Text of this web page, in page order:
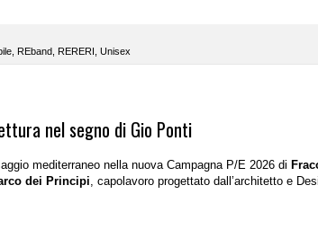
REband RERERI Unisex
nel segno di Gio Ponti
mediterraneo nella nuova Campagna P/E 2026 di
dei Principi, capolavoro progettato dall’architetto e